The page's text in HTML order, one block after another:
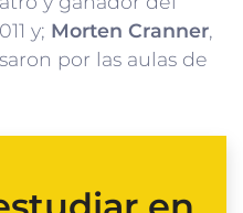
y; Morten Cranner,
por las aulas de